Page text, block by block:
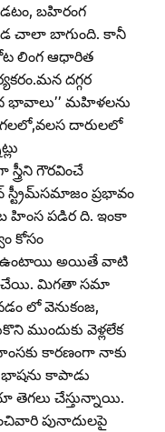
బహిరంగ
చాలా బాగుంది. కానీ
లింగ ఆధారిత
దగ్గర
భావాలు’’ మహిళలను
దారులలో
స్త్రీని గౌరవించే
ప్రభావం
హింస పడిర ది. ఇంకా
కోసం
ఉంటాయి అయితే వాటి
చేయి. మిగతా సమా
లో వెనుకంజ,
ముందుకు వెళ్లలేక
కారణంగా నాకు
భాషను కాపాడు
తెగలు చేస్తున్నాయి.
పునాదులపై